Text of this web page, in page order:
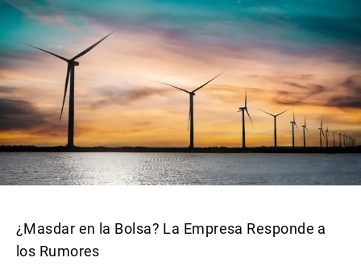
¿Masdar en la Bolsa? La Empresa Responde a
los Rumores